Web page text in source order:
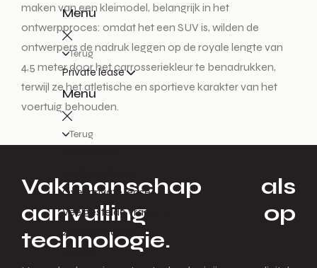
Menu
Terug
Private lease
Menu
Terug
Over private lease
Veelgestelde vragen
Zakelijk lease
maken van een kleimodel, belangrijk in het
ontwerpproces: omdat het een SUV is, wilden de
ontwerpers de nadruk leggen op de royale lengte van
4,5 meter door het carrosseriekleur te benadrukken,
terwijl ze het atletische en sportieve karakter van het
voertuig behouden.
Vakmanschap als
aanvulling op
technologie.